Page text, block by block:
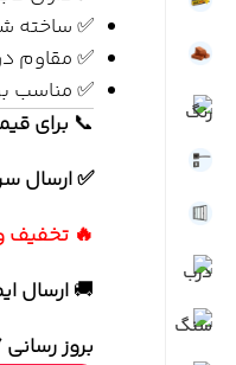
✅ ساخته
✅ مقاوم در
✅ مناسب
📞 برای
✅ ارسال
🔥 تخفیف
🚚ارسال
بروز رسانی 17 جولای ۲۰۲۶